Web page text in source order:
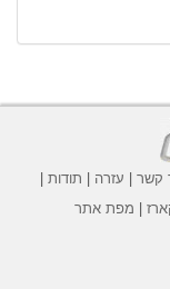
קשר | עזרה | תודות |
| מפת אתר